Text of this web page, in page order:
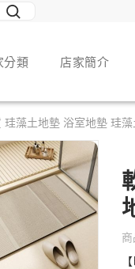
分類 店家簡介
藻土地墊 浴室地墊 珪
商